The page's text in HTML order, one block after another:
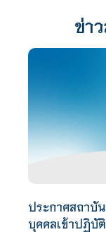
ข่า
ประกาศสถาบัน
บุคคลเข้าปฏิบั